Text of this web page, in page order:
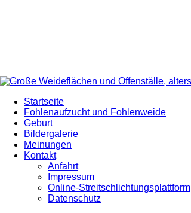
Startseite
Fohlenaufzucht und Fohlenweide
Geburt
Bildergalerie
Meinungen
Kontakt
Anfahrt
Impressum
Online-Streitschlichtungsplattform
Datenschutz